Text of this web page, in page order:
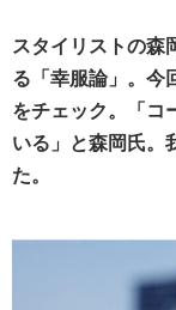
スタイリストの森
る「幸服論」。今
をチェック。「コ
いる」と森岡氏。
た。